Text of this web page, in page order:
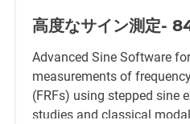
高度なサイン測定-
Advanced Sine Software
measurements of
(FRFs) using stepped sine
studies and classical